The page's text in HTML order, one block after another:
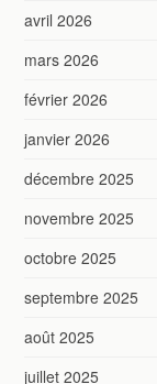
avril 2026
mars 2026
février 2026
janvier 2026
décembre 2025
novembre 2025
octobre 2025
septembre 2025
août 2025
juillet 2025